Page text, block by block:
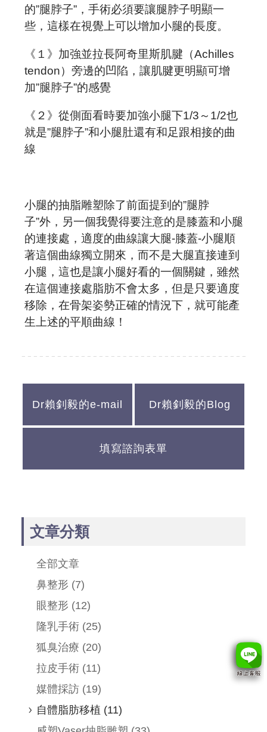
的”腿脖子”，手術必須要讓腿脖子明顯一
些，這樣在視覺上可以增加小腿的長度。
《１》加強並拉長阿奇里斯肌腱（Achilles
tendon）旁邊的凹陷，讓肌腱更明顯可增
加”腿脖子”的感覺
《２》從側面看時要加強小腿下1/3～1/2也
就是”腿脖子”和小腿肚還有和足跟相接的曲
線
小腿的抽脂雕塑除了前面提到的”腿脖
子”外，另一個我覺得要注意的是膝蓋和小腿
的連接處，適度的曲線讓大腿-膝蓋-小腿順
著這個曲線獨立開來，而不是大腿直接連到
小腿，這也是讓小腿好看的一個關鍵，雖然
在這個連接處脂肪不會太多，但是只要適度
移除，在骨架姿勢正確的情況下，就可能產
生上述的平順曲線！
Dr賴釗毅的e-mail Dr賴釗毅的Blog
填寫諮詢表單
文章分類
全部文章
鼻整形 (7)
眼整形 (12)
隆乳手術 (25)
狐臭治療 (20)
拉皮手術 (11)
媒體採訪 (19)
自體脂肪移植 (11)